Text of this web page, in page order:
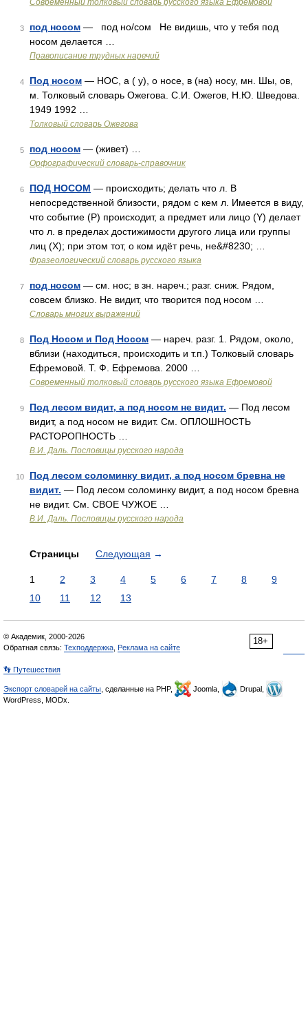
Современный толковый словарь русского языка Ефремовой
3 под носом — под но/сом Не видишь, что у тебя под
носом делается …
Правописание трудных наречий
4 Под носом — НОС, а ( у), о носе, в (на) носу, мн. Шы, ов,
м. Толковый словарь Ожегова. С.И. Ожегов, Н.Ю. Шведова.
1949 1992 …
Толковый словарь Ожегова
5 под носом — (живет) …
Орфографический словарь-справочник
6 ПОД НОСОМ — происходить; делать что л. В
непосредственной близости, рядом с кем л. Имеется в виду,
что событие (Р) происходит, а предмет или лицо (Y) делает
что л. в пределах достижимости другого лица или группы
лиц (Х); при этом тот, о ком идёт речь, не&#8230; …
Фразеологический словарь русского языка
7 под носом — см. нос; в зн. нареч.; разг. сниж. Рядом,
совсем близко. Не видит, что творится под носом …
Словарь многих выражений
8 Под Носом и Под Носом — нареч. разг. 1. Рядом, около,
вблизи (находиться, происходить и т.п.) Толковый словарь
Ефремовой. Т. Ф. Ефремова. 2000 …
Современный толковый словарь русского языка Ефремовой
9 Под лесом видит, а под носом не видит. — Под лесом
видит, а под носом не видит. См. ОПЛОШНОСТЬ
РАСТОРОПНОСТЬ …
В.И. Даль. Пословицы русского народа
10
Под лесом соломинку видит, а под носом бревна не
видит. — Под лесом соломинку видит, а под носом бревна
не видит. См. СВОЕ ЧУЖОЕ …
В.И. Даль. Пословицы русского народа
Страницы Следующая →
1 2 3 4 5 6 7 8
9
10
11 12 13
18+
© Академик, 2000-2026
Обратная связь: Техподдержка Реклама на сайте
👣 Путешествия
Экспорт словарей на сайты , сделанные на PHP, Joomla,
Drupal,
WordPress, MODx.